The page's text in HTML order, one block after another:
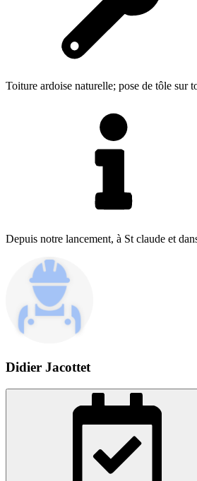
Toiture ardoise naturelle; pose de tôle sur
Depuis notre lancement, à St claude et
Didier Jacottet